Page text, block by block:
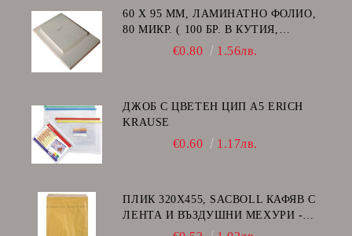
60 Х 95 ММ, ЛАМИНАТНО ФОЛИО,
80 МИКР. ( 100 БР. В КУТИЯ,
€0.80 1.56лв.
ДЖОБ С ЦВЕТЕН ЦИП A5 ERICH
KRAUSE
€0.60 1.17лв.
ПЛИК 320Х455, SACBOLL КАФЯВ С
ЛЕНТА И ВЪЗДУШНИ МЕХУРИ -